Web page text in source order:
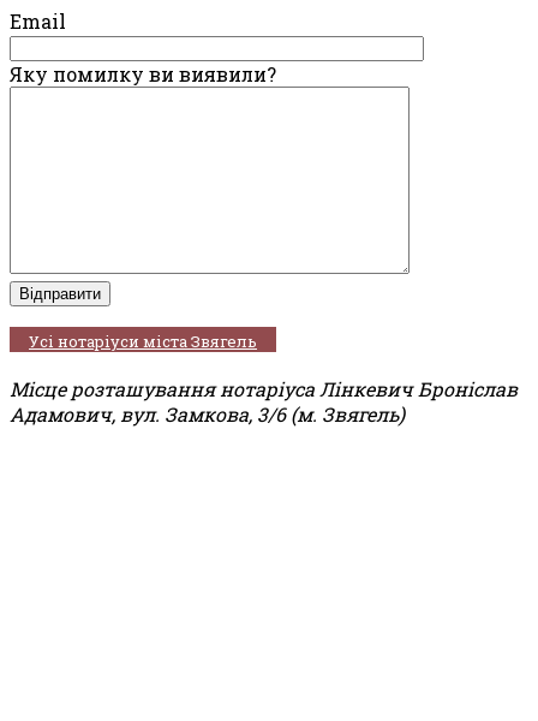
Email
Яку помилку ви виявили?
Усі нотаріуси міста Звягель
Місце розташування нотаріуса Лінкевич Броніслав
Адамович, вул. Замкова, 3/6 (м. Звягель)